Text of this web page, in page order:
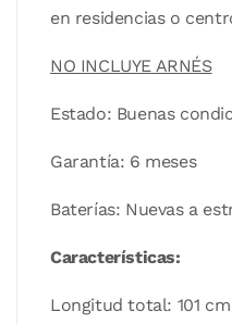
en residencias o
NO INCLUYE ARNÉS
Estado: Buenas
Garantía: 6 meses
Baterías: Nuevas a
Características:
Longitud total: 101 cm